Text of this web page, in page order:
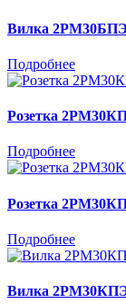
Вилка
Подробнее
Розетка
Подробнее
Розетка
Подробнее
Вилка